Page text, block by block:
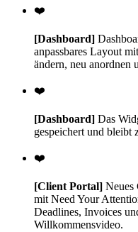
❤️
[Dashboard]
anpassbares Layout
ändern, neu anordnen
❤️
[Dashboard] Das
gespeichert und bleibt
❤️
[Client Portal] Neues
mit Need Your
Deadlines, Invoices
Willkommensvideo.